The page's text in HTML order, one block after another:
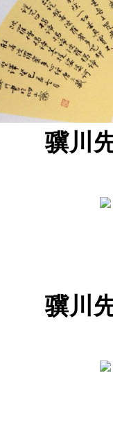
骥川
骥川